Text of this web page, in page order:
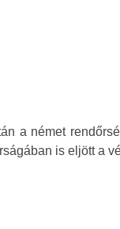
a német
is eljött a